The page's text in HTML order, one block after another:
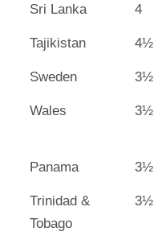
Sri Lanka 4
Tajikistan 4½
Sweden 3½
Wales 3½
Panama 3½
Trinidad &
Tobago
3½